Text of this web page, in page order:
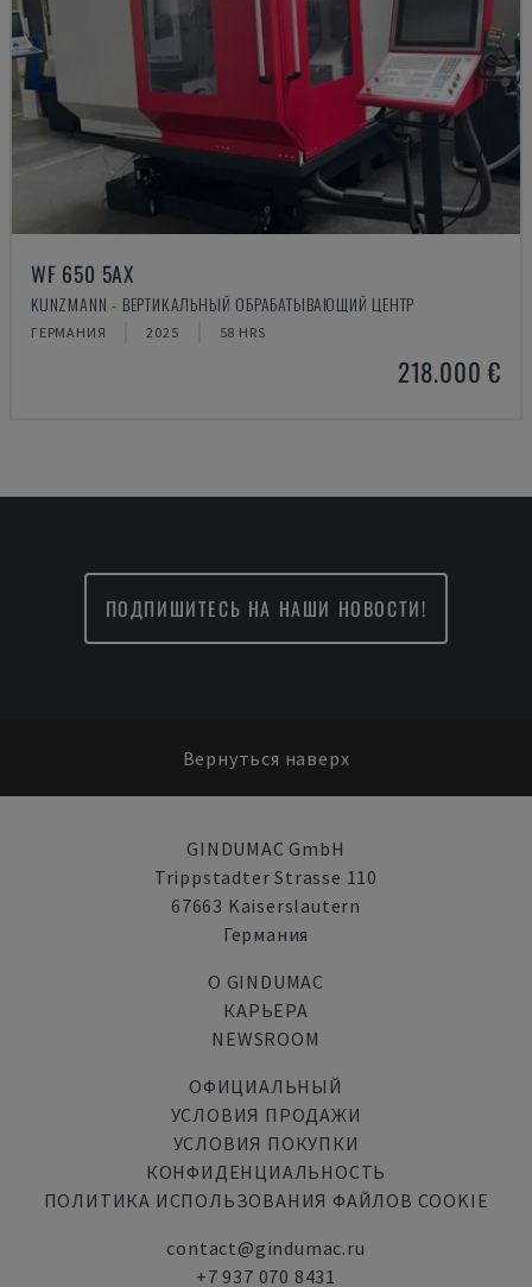
WF 650 5AX
KUNZMANN - ВЕРТИКАЛЬНЫЙ ОБРАБАТЫВАЮЩИЙ ЦЕНТР
ГЕРМАНИЯ 2025 58 HRS
218.000 €
ПОДПИШИТЕСЬ НА НАШИ НОВОСТИ!
Вернуться наверх
GINDUMAC GmbH
Trippstadter Strasse 110
67663 Kaiserslautern
Германия
О GINDUMAC
КАРЬЕРА
NEWSROOM
ОФИЦИАЛЬНЫЙ
УСЛОВИЯ ПРОДАЖИ
УСЛОВИЯ ПОКУПКИ
КОНФИДЕНЦИАЛЬНОСТЬ
ПОЛИТИКА ИСПОЛЬЗОВАНИЯ ФАЙЛОВ COOKIE
contact@gindumac.ru
+7 937 070 8431